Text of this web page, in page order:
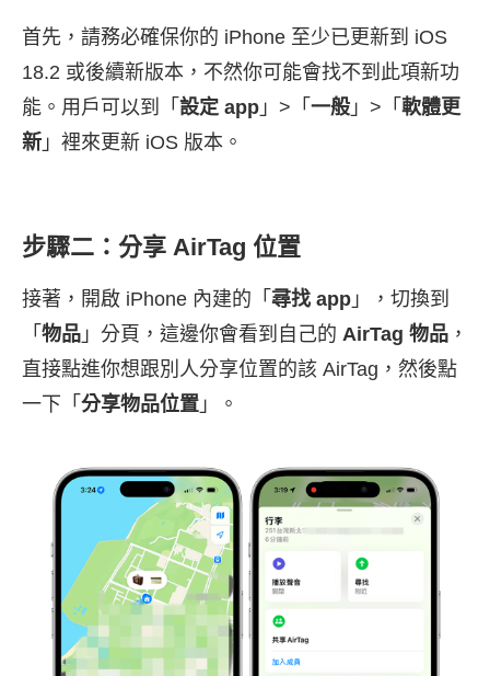
首先，請務必確保你的 iPhone 至少已更新到 iOS
18.2 或後續新版本，不然你可能會找不到此項新功
能。用戶可以到「 設定 app 」>「 一般 」>「 軟體更
新 」裡來更新 iOS 版本。
步驟二：分享 AirTag 位置
接著，開啟 iPhone 內建的「 尋找 app 」，切換到
「 物品 」分頁，這邊你會看到自己的 AirTag 物品 ，
直接點進你想跟別人分享位置的該 AirTag，然後點
一下「 分享物品位置 」。